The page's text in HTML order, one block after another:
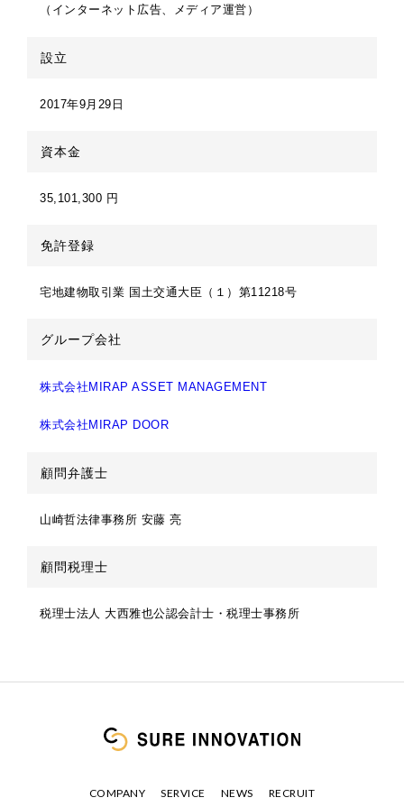
（インターネット広告、メディア運営）
設立
2017年9月29日
資本金
35,101,300 円
免許登録
宅地建物取引業 国土交通大臣（１）第11218号
グループ会社
株式会社MIRAP ASSET MANAGEMENT
株式会社MIRAP DOOR
顧問弁護士
山崎哲法律事務所 安藤 亮
顧問税理士
税理士法人 大西雅也公認会計士・税理士事務所
COMPANY SERVICE NEWS RECRUIT